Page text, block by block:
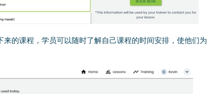
的课程，学员可以随时了解自己课程的时间安排，使他们为